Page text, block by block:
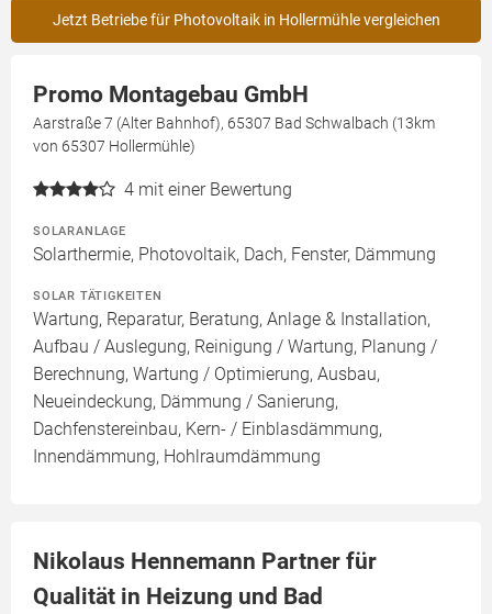
Jetzt Betriebe für Photovoltaik in Hollermühle vergleichen
Promo Montagebau GmbH
Aarstraße 7 (Alter Bahnhof), 65307 Bad Schwalbach (13km
von 65307 Hollermühle)
4 mit einer Bewertung
SOLARANLAGE
Solarthermie, Photovoltaik, Dach, Fenster, Dämmung
SOLAR TÄTIGKEITEN
Wartung, Reparatur, Beratung, Anlage & Installation,
Aufbau / Auslegung, Reinigung / Wartung, Planung /
Berechnung, Wartung / Optimierung, Ausbau,
Neueindeckung, Dämmung / Sanierung,
Dachfenstereinbau, Kern- / Einblasdämmung,
Innendämmung, Hohlraumdämmung
Nikolaus Hennemann Partner für
Qualität in Heizung und Bad